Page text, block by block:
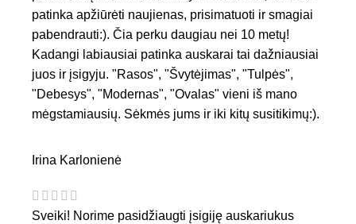
patinka apžiūrėti naujienas, prisimatuoti ir smagiai
pabendrauti:). Čia perku daugiau nei 10 metų!
Kadangi labiausiai patinka auskarai tai dažniausiai
juos ir įsigyju. "Rasos", "Švytėjimas", "Tulpės",
"Debesys", "Modernas", "Ovalas" vieni iš mano
mėgstamiausių. Sėkmės jums ir iki kitų susitikimų:).
Irina Karlonienė
Sveiki! Norime pasidžiaugti įsigiję auskariukus